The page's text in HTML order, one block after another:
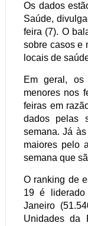
Os dados
Saúde,
feira (7). O
sobre casos e
locais de
Em geral,
menores nos
feiras em
dados pelas
semana. Já
maiores pelo
semana que
O ranking de
19 é
Janeiro
Unidades da